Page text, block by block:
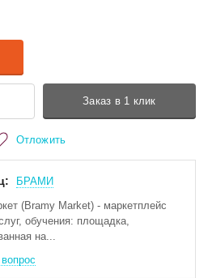
Заказ в 1 клик
Отложить
БРАМИ
(Bramy Market) - маркетплейс
обучения: площадка,
на...